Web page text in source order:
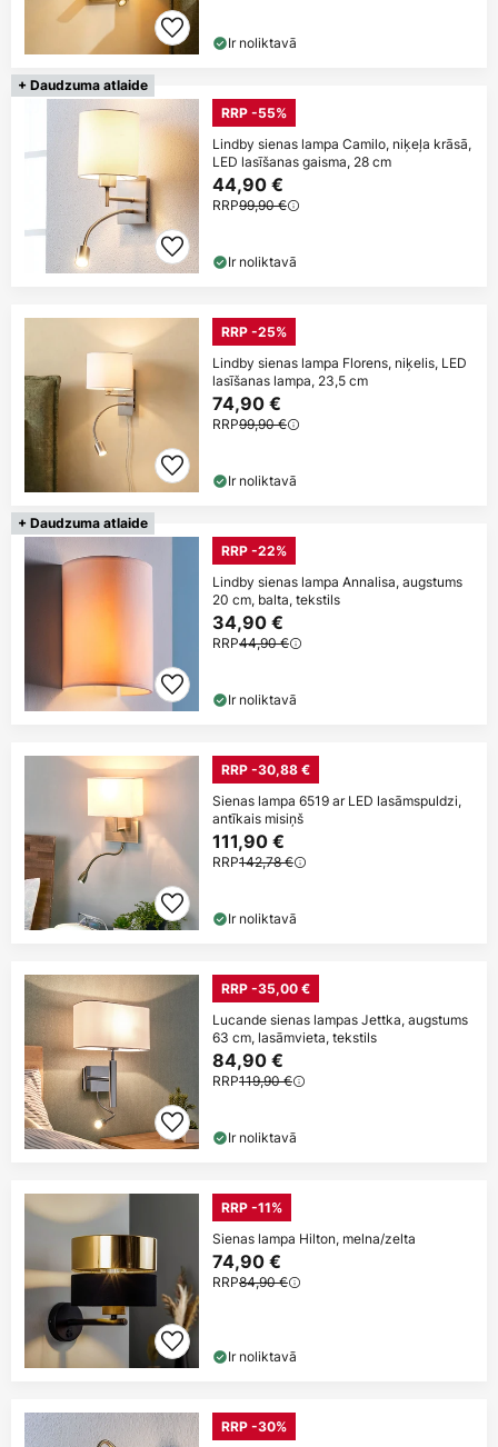
Ir noliktavā
+ Daudzuma atlaide
RRP -55%
Lindby sienas lampa Camilo, niķeļa krāsā,
LED lasīšanas gaisma, 28 cm
44,90 €
RRP99,90 €
Ir noliktavā
RRP -25%
Lindby sienas lampa Florens, niķelis, LED
lasīšanas lampa, 23,5 cm
74,90 €
RRP99,90 €
Ir noliktavā
+ Daudzuma atlaide
RRP -22%
Lindby sienas lampa Annalisa, augstums
20 cm, balta, tekstils
34,90 €
RRP44,90 €
Ir noliktavā
RRP -30,88 €
Sienas lampa 6519 ar LED lasāmspuldzi,
antīkais misiņš
111,90 €
RRP142,78 €
Ir noliktavā
RRP -35,00 €
Lucande sienas lampas Jettka, augstums
63 cm, lasāmvieta, tekstils
84,90 €
RRP119,90 €
Ir noliktavā
RRP -11%
Sienas lampa Hilton, melna/zelta
74,90 €
RRP84,90 €
Ir noliktavā
RRP -30%